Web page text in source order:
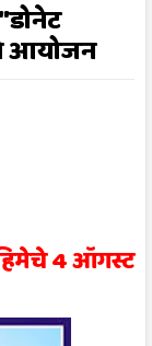
आयोजन
4 ऑगस्ट